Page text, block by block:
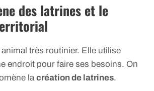
des latrines et le
très routinier. Elle utilise
endroit pour faire ses besoins. On
lacréation de latrines.